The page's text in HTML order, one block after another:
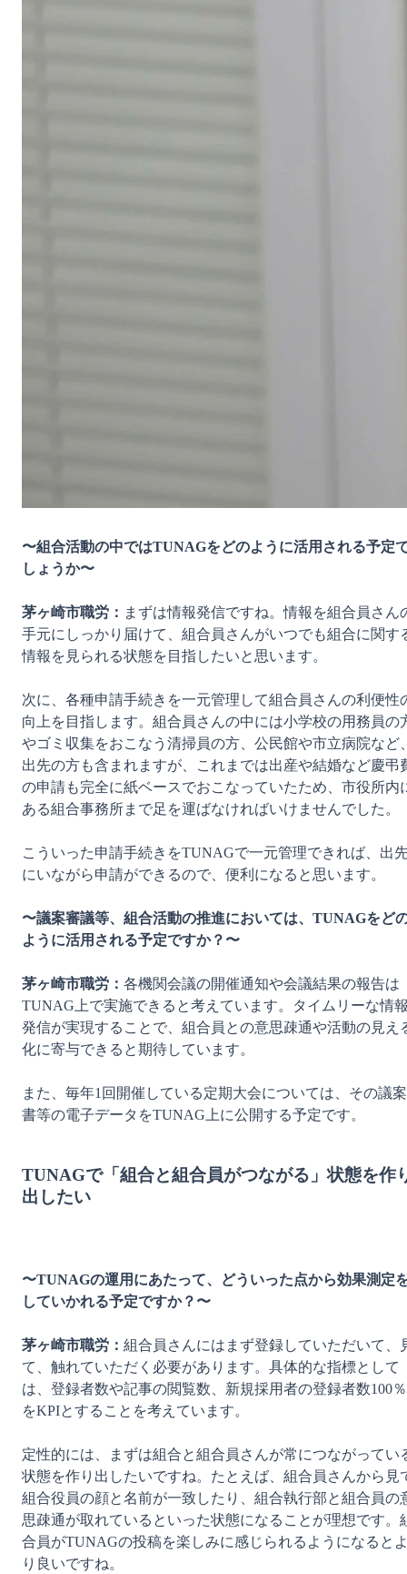
〜組合活動の中ではTUNAGをどのように活用される予定
しょうか〜
茅ヶ崎市職労： まずは情報発信ですね。情報を組合員さん
手元にしっかり届けて、組合員さんがいつでも組合に関す
情報を見られる状態を目指したいと思います。
次に、各種申請手続きを一元管理して組合員さんの利便性
向上を目指します。組合員さんの中には小学校の用務員の
やゴミ収集をおこなう清掃員の方、公民館や市立病院など
出先の方も含まれますが、これまでは出産や結婚など慶弔
の申請も完全に紙ベースでおこなっていたため、市役所内
ある組合事務所まで足を運ばなければいけませんでした。
こういった申請手続きをTUNAGで一元管理できれば、出
にいながら申請ができるので、便利になると思います。
〜議案審議等、組合活動の推進においては、TUNAGをど
ように活用される予定ですか？〜
茅ヶ崎市職労： 各機関会議の開催通知や会議結果の報告は
TUNAG上で実施できると考えています。タイムリーな情
発信が実現することで、組合員との意思疎通や活動の見え
化に寄与できると期待しています。
また、毎年1回開催している定期大会については、その議案
書等の電子データをTUNAG上に公開する予定です。
TUNAGで「組合と組合員がつながる」状態を作
出したい
〜TUNAGの運用にあたって、どういった点から効果測定
していかれる予定ですか？〜
茅ヶ崎市職労： 組合員さんにはまず登録していただいて、
て、触れていただく必要があります。具体的な指標として
は、登録者数や記事の閲覧数、新規採用者の登録者数100％
をKPIとすることを考えています。
定性的には、まずは組合と組合員さんが常につながってい
状態を作り出したいですね。たとえば、組合員さんから見
組合役員の顔と名前が一致したり、組合執行部と組合員の
思疎通が取れているといった状態になることが理想です。
合員がTUNAGの投稿を楽しみに感じられるようになると
り良いですね。